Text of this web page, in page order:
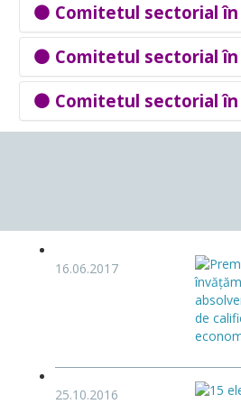
⚫ Comitetul sectorial
⚫ Comitetul sectorial
⚫ Comitetul sectorial
16.06.2017
25.10.2016